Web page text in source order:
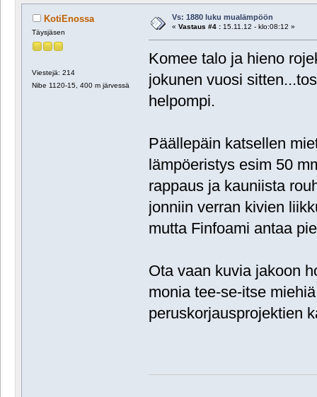
KotiEnossa
Täysjäsen
Viestejä: 214
Nibe 1120-15, 400 m järvessä
Vs: 1880 luku mualämpöön
« Vastaus #4 :15.11.12 - klo:08:12 »
Komee talo ja hieno
jokunen vuosi
helpompi.
Päällepäin katsellen
lämpöeristys esim 50
rappaus ja kauniista
jonniin verran kivien
mutta Finfoami antaa
Ota vaan kuvia jakoon
monia tee-se-itse
peruskorjausprojektien